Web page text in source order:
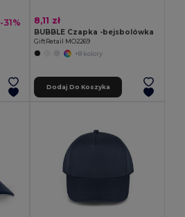
-31% 8,11 zł
BUBBLE Czapka -bejsbolówka
GiftRetail MO2269
+8 kolory
Dodaj Do Koszyka